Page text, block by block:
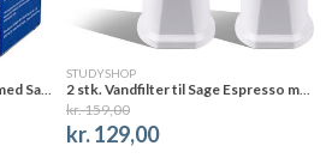
Sage vandfilter. Kompatibel med Sage (CMF011 / BES008)
STUDYSHOP
2 stk. Vandfilter til Sage Espresso maskiner
kr. 159,00
kr. 129,00